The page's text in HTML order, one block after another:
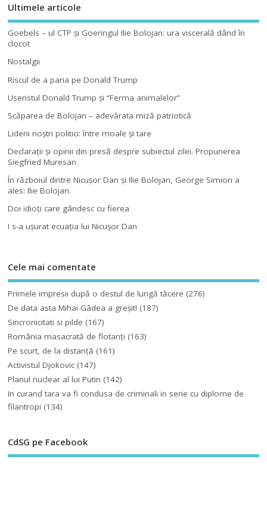
Ultimele articole
Goebels – ul CTP şi Goeringul Ilie Bolojan: ura viscerală dând în
clocot
Nostalgii
Riscul de a paria pe Donald Trump
Useristul Donald Trump şi “Ferma animalelor”
Scăparea de Bolojan – adevărata miză patriotică
Liderii noştri politici: între moale şi tare
Declaraţii şi opinii din presă despre subiectul zilei. Propunerea
Siegfried Muresan
În războiul dintre Nicuşor Dan şi Ilie Bolojan, George Simion a
ales: Ilie Bolojan.
Doi idioţi care gândesc cu fierea
I s-a uşurat ecuaţia lui Nicuşor Dan
Cele mai comentate
Primele impresii după o destul de lungă tăcere (276)
De data asta Mihai Gâdea a greşit! (187)
Sincronicitati si pilde (167)
România masacrată de flotanţi (163)
Pe scurt, de la distanță (161)
Activistul Djokovic (147)
Planul nuclear al lui Putin (142)
In curand tara va fi condusa de criminali in serie cu diplome de
filantropi (134)
CdSG pe Facebook